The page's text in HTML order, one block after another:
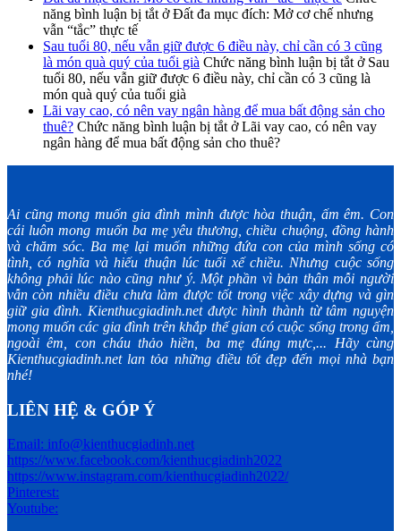
năng bình luận bị tắt ở Đất đa mục đích: Mở cơ chế nhưng
vẫn “tắc” thực tế
Sau tuổi 80, nếu vẫn giữ được 6 điều này, chỉ cần có 3 cũng
là món quà quý của tuổi già Chức năng bình luận bị tắt ở Sau
tuổi 80, nếu vẫn giữ được 6 điều này, chỉ cần có 3 cũng là
món quà quý của tuổi già
Lãi vay cao, có nên vay ngân hàng để mua bất động sản cho
thuê? Chức năng bình luận bị tắt ở Lãi vay cao, có nên vay
ngân hàng để mua bất động sản cho thuê?
Ai cũng mong muốn gia đình mình được hòa thuận, ấm êm. Con
cái luôn mong muốn ba mẹ yêu thương, chiều chuộng, đồng hành
và chăm sóc. Ba mẹ lại muốn những đứa con của mình sống có
tình, có nghĩa và hiếu thuận lúc tuổi xế chiều. Nhưng cuộc sống
không phải lúc nào cũng như ý. Một phần vì bản thân mỗi người
vẫn còn nhiều điều chưa làm được tốt trong việc xây dựng và gìn
giữ gia đình. Kienthucgiadinh.net được hình thành từ tâm nguyện
mong muốn các gia đình trên khắp thế gian có cuộc sống trong ấm,
ngoài êm, con cháu thảo hiền, ba mẹ đúng mực,... Hãy cùng
Kienthucgiadinh.net lan tỏa những điều tốt đẹp đến mọi nhà bạn
nhé!
LIÊN HỆ & GÓP Ý
Email: info@kienthucgiadinh.net
https://www.facebook.com/kienthucgiadinh2022
https://www.instagram.com/kienthucgiadinh2022/
Pinterest:
Youtube: